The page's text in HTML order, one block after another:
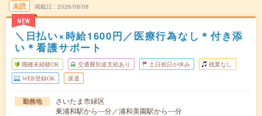
未読
NEW
掲載日 2026/08/08
＼日払い×時給1600円／医療行為なし＊付き添
い＊看護サポート
職種未経験OK 交通費別途支給あり 土日祝日が休み 残業なし
WEB登録OK 派遣
勤務地
さいたま市緑区
東浦和駅から---分／浦和美園駅から---分